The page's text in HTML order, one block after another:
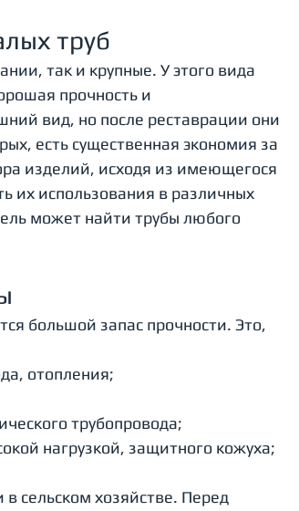
труб
так и крупные. У этого вида
прочность и
вид, но после реставрации они
есть существенная экономия за
изделий, исходя из имеющегося
их использования в различных
может найти трубы любого
большой запас прочности. Это,
отопления;
трубопровода;
нагрузкой, защитного кожуха;
в сельском хозяйстве. Перед